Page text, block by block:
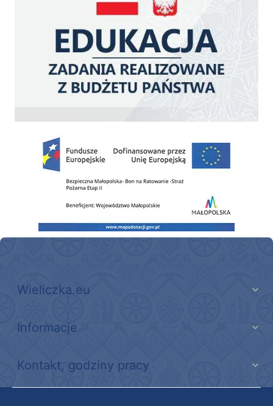
Zakup fabrycznie nowego, średniego samochodu ratowniczo-gaśniczego z
Wieliczka.eu
Informacje
Kontakt, godziny pracy